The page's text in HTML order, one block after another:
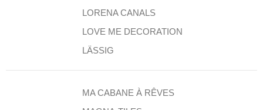
LORENA CANALS
LOVE ME DECORATION
LÄSSIG
MA CABANE À RÊVES